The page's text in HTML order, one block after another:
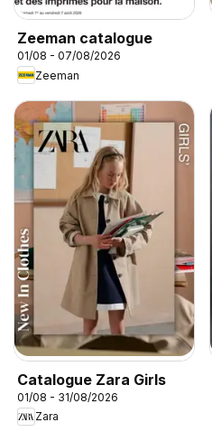
Zeeman catalogue
01/08 - 07/08/2026
Zeeman
Catalogue Zara Girls
01/08 - 31/08/2026
Zara